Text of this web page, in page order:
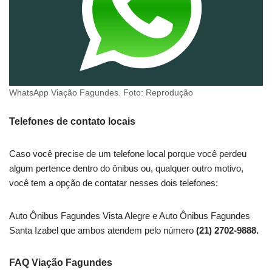
WhatsApp Viação Fagundes. Foto: Reprodução
Telefones de contato locais
Caso você precise de um telefone local porque você perdeu
algum pertence dentro do ônibus ou, qualquer outro motivo,
você tem a opção de contatar nesses dois telefones:
Auto Ônibus Fagundes Vista Alegre e Auto Ônibus Fagundes
Santa Izabel que ambos atendem pelo número (21) 2702-9888.
FAQ Viação Fagundes